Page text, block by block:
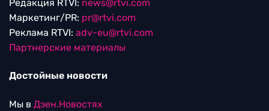
Редакция RTVI: news@rtvi.com
Маркетинг/PR: pr@rtvi.com
Реклама RTVI: adv-eu@rtvi.com
Партнерские материалы
Достойные новости
Мы в Дзен.Новостях